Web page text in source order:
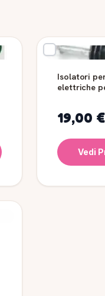
Isolatori
elettriche
19,00 €
Vedi